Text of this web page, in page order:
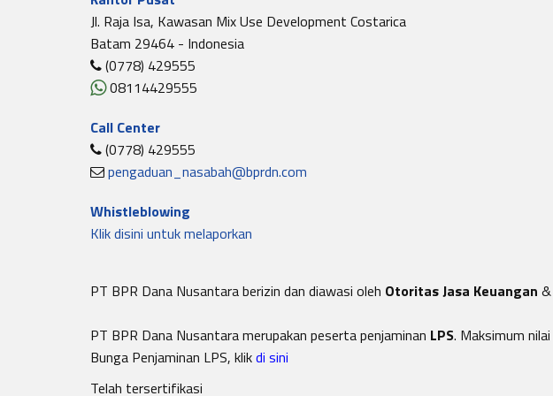
Jl. Raja Isa, Kawasan Mix Use Development Costarica
Batam 29464 - Indonesia
(0778) 429555
08114429555
Call Center
(0778) 429555
pengaduan_nasabah@bprdn.com
Whistleblowing
Klik disini untuk melaporkan
PT BPR Dana Nusantara berizin dan diawasi oleh Otoritas Jasa Keuangan &
PT BPR Dana Nusantara merupakan peserta penjaminan LPS. Maksimum
Bunga Penjaminan LPS, klikdi sini
Telah tersertifikasi